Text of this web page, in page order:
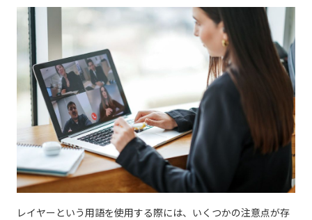
レイヤーという用語を使用する際には、いくつかの注意点が存